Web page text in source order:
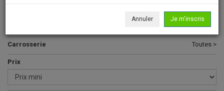
J 50 >
Carrosserie Toutes >
Prix
Annuler Je m'inscris